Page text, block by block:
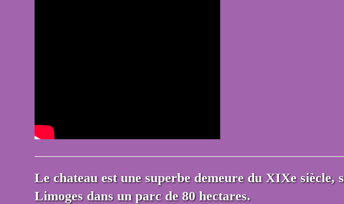
Le chateau est une superbe demeure du XIXe siècle,
Limoges dans un parc de 80 hectares.